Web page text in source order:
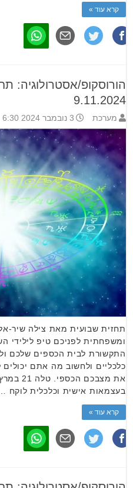
קרא עוד »
9.11.2024
מערכת 3 נובמבר 2024 6:30
תחזית שבועית מאת צילה שיר-אל
ומשפחתית לפניכם טיפ לילידי
התקשורת לבית הכספים שלכם
כלכליים ולחשוב מה אתם
בעצמאות אישית וכלכלית לוקח …
קרא עוד »